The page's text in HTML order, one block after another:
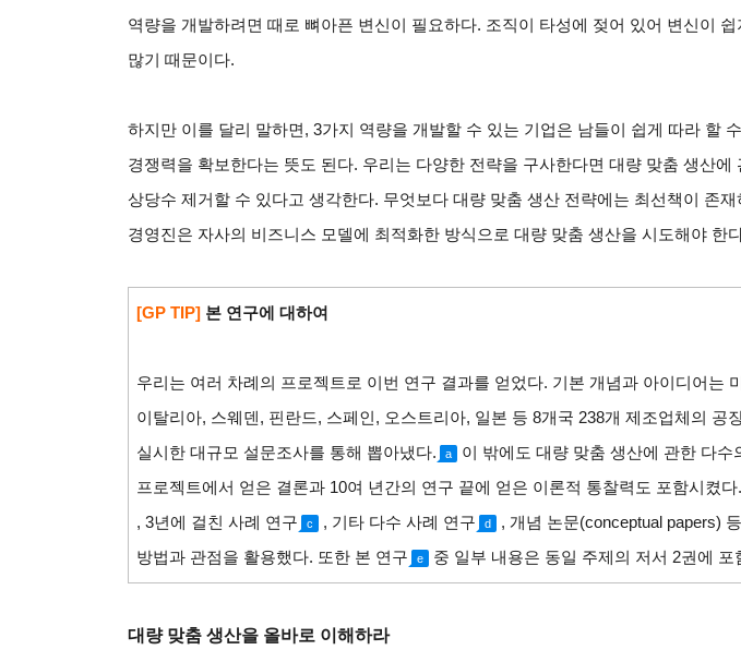
역량을 개발하려면 때로 뼈아픈 변신이 필요하다. 조직이 타성에 젖어 있어 변신이
많기 때문이다.
하지만 이를 달리 말하면, 3가지 역량을 개발할 수 있는 기업은 남들이 쉽게 따라 할
경쟁력을 확보한다는 뜻도 된다. 우리는 다양한 전략을 구사한다면 대량 맞춤 생산에
상당수 제거할 수 있다고 생각한다. 무엇보다 대량 맞춤 생산 전략에는 최선책이 존재
경영진은 자사의 비즈니스 모델에 최적화한 방식으로 대량 맞춤 생산을 시도해야 한
[GP TIP] 본 연구에 대하여
우리는 여러 차례의 프로젝트로 이번 연구 결과를 얻었다. 기본 개념과 아이디어는
이탈리아, 스웨덴, 핀란드, 스페인, 오스트리아, 일본 등 8개국 238개 제조업체의 공
실시한 대규모 설문조사를 통해 뽑아냈다.
a
이 밖에도 대량 맞춤 생산에 관한 다수
프로젝트에서 얻은 결론과 10여 년간의 연구 끝에 얻은 이론적 통찰력도 포함시켰다
, 3년에 걸친 사례 연구 c , 기타 다수 사례 연구 d , 개념 논문(conceptual papers)
방법과 관점을 활용했다. 또한 본 연구
e 중 일부 내용은 동일 주제의 저서 2권에 포
대량 맞춤 생산을 올바로 이해하라